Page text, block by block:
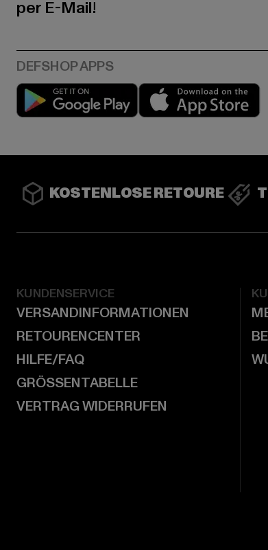
per E-Mail!
Play market
KOSTENLOSE RETOURE
KUNDENSERVICE
VERSANDINFORMATIONEN
RETOURENCENTER
HILFE/FAQ
GRÖSSENTABELLE
VERTRAG WIDERRUFEN